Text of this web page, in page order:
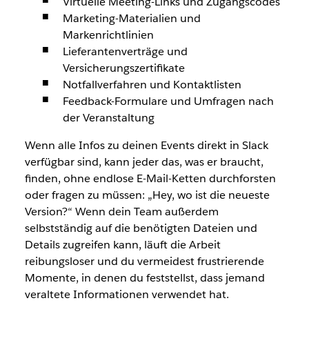
Marketing-Materialien und
Markenrichtlinien
Lieferantenverträge und
Versicherungszertifikate
Notfallverfahren und Kontaktlisten
Feedback-Formulare und Umfragen nach
der Veranstaltung
Wenn alle Infos zu deinen Events direkt in Slack
verfügbar sind, kann jeder das, was er braucht,
finden, ohne endlose E-Mail-Ketten durchforsten
oder fragen zu müssen: „Hey, wo ist die neueste
Version?“ Wenn dein Team außerdem
selbstständig auf die benötigten Dateien und
Details zugreifen kann, läuft die Arbeit
reibungsloser und du vermeidest frustrierende
Momente, in denen du feststellst, dass jemand
veraltete Informationen verwendet hat.